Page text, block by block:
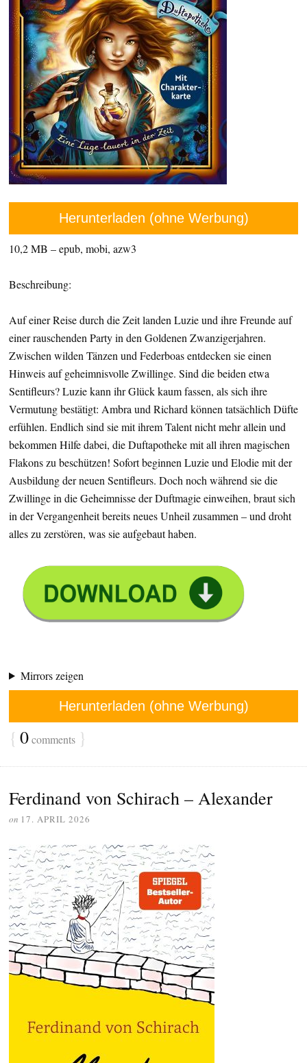
Herunterladen (ohne Werbung)
10,2 MB – epub, mobi, azw3
Beschreibung:
Auf einer Reise durch die Zeit landen Luzie und ihre Freunde auf
einer rauschenden Party in den Goldenen Zwanzigerjahren.
Zwischen wilden Tänzen und Federboas entdecken sie einen
Hinweis auf geheimnisvolle Zwillinge. Sind die beiden etwa
Sentifleurs? Luzie kann ihr Glück kaum fassen, als sich ihre
Vermutung bestätigt: Ambra und Richard können tatsächlich Düfte
erfühlen. Endlich sind sie mit ihrem Talent nicht mehr allein und
bekommen Hilfe dabei, die Duftapotheke mit all ihren magischen
Flakons zu beschützen! Sofort beginnen Luzie und Elodie mit der
Ausbildung der neuen Sentifleurs. Doch noch während sie die
Zwillinge in die Geheimnisse der Duftmagie einweihen, braut sich
in der Vergangenheit bereits neues Unheil zusammen – und droht
alles zu zerstören, was sie aufgebaut haben.
Mirrors zeigen
Herunterladen (ohne Werbung)
{ 0comments }
Ferdinand von Schirach – Alexander
on 17. APRIL 2026